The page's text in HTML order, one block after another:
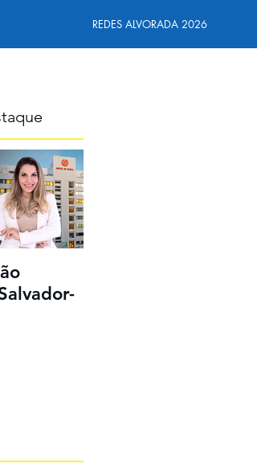
REDES ALVORADA 2026